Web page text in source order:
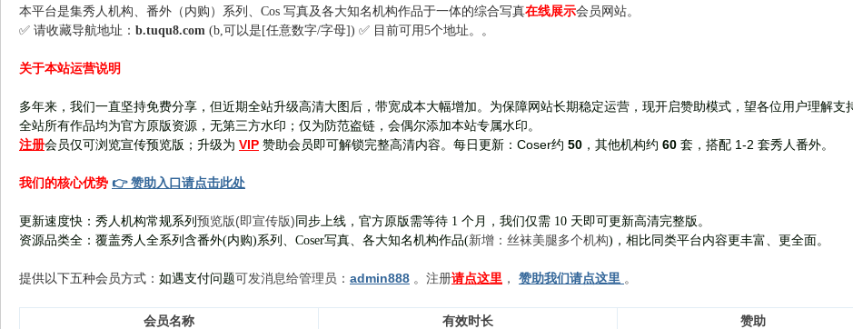
本平台是集秀人机构、番外（内购）系列、Cos 写真及各大知名机构作品于一体的综合写真在线展示会员网站。
✅ 请收藏导航地址： b.tuqu8.com (b,可以是[任意数字/字母]) ✅ 目前可用5个地址。。
关于本站运营说明
多年来，我们一直坚持免费分享，但近期全站升级高清大图后，带宽成本大幅增加。为保障网站长期稳定运营，现开启赞助模式，望各位用户理解支
全站所有作品均为官方原版资源，无第三方水印；仅为防范盗链，会偶尔添加本站专属水印。
注册会员仅可浏览宣传预览版 ； 升级为 VIP 赞助会员即可解锁完整高清内容。每日更新： Coser约 50 ，其他机构约 60 套， 搭配 1-2 套秀人番外。
我们的核心优势 👉 赞助入口请点击此处
更新速度快：秀人机构常规系列 预览版(即宣传版) 同步上线，官方原版需等待 1 个月，我们仅需 10 天即可更新高清完整版。
资源品类全：覆盖秀人全系列含番外(内购)系列、Coser写真、各大知名机构作品(新增：丝袜美腿多个机构)，相比同类平台内容更丰富、更全面。
提供以下五种会员方式： 如遇支付问题可发消息给管理员： admin888 。注册请点这里 ， 赞助我们请点这里 。
会员名称 有效时长 赞助